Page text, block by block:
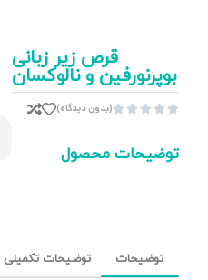
قرص زیر زبانی
بوپرنورفین و نالوکسان




(بدون دیدگاه)
توضیحات محصول
توضیحات توضیحات تکمیلی